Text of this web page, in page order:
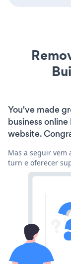
You've made
business
website.
Mas a seguir vem
turn e oferecer